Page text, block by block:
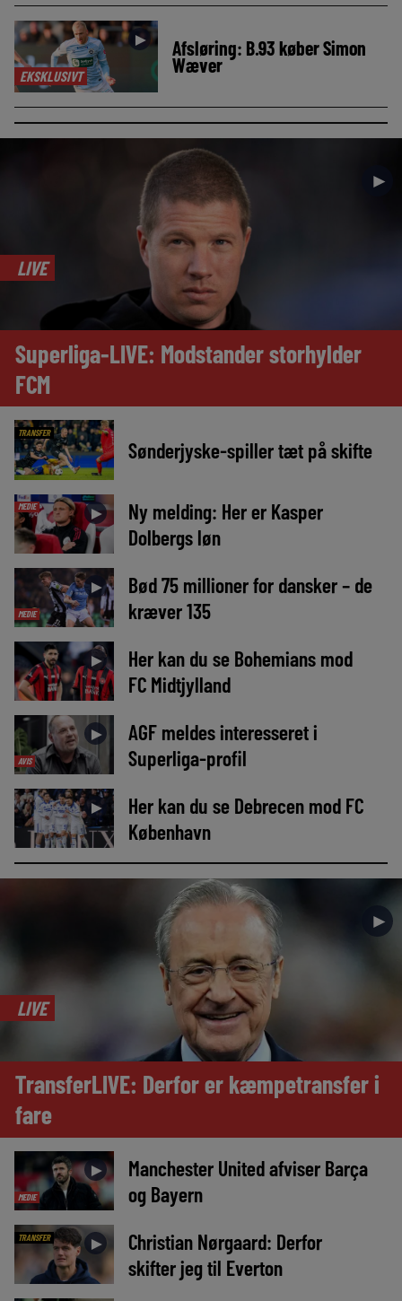
EKSKLUSIVT
► Afsløring: B.93 køber Simon
Wæver
►
LIVE
Superliga-LIVE: Modstander storhylder
FCM
TRANSFER
Sønderjyske-spiller tæt på skifte
MEDIE ►
Ny melding: Her er Kasper
Dolbergs løn
MEDIE
►
Bød 75 millioner for dansker – de
kræver 135
►
Her kan du se Bohemians mod
FC Midtjylland
AVIS
►
AGF meldes interesseret i
Superliga-profil
►
Her kan du se Debrecen mod FC
København
►
LIVE
TransferLIVE: Derfor er kæmpetransfer i
fare
MEDIE
►
Manchester United afviser Barça
og Bayern
TRANSFER ►
Christian Nørgaard: Derfor
skifter jeg til Everton